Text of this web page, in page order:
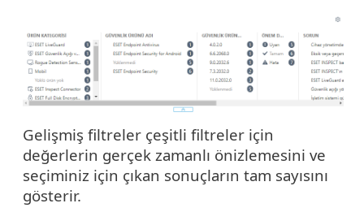
Gelişmiş filtreler çeşitli filtreler için
değerlerin gerçek zamanlı önizlemesini ve
seçiminiz için çıkan sonuçların tam sayısını
gösterir.